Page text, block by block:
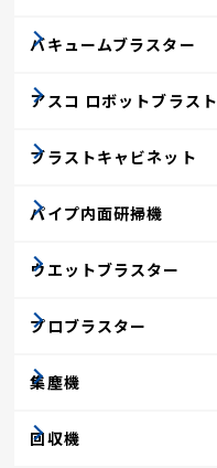
バキュームブラスター
アスコ ロボットブラスト
ブラストキャビネット
パイプ内面研掃機
ウエットブラスター
プロブラスター
集塵機
回収機